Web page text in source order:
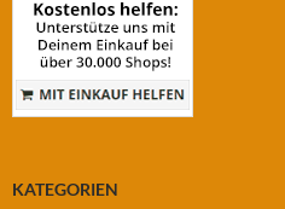
KATEGORIEN